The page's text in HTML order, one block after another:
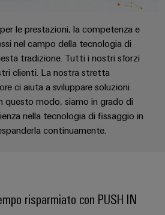
Configuratore
Weidmüller
Ingegneria
digitale di
livello
le prestazioni, la competenza e
nel campo della tecnologia di
tradizione. Tutti i nostri sforzi
clienti. La nostra stretta
ci aiuta a sviluppare soluzioni
questo modo, siamo in grado di
nella tecnologia di fissaggio in
continuamente.
risparmiato con PUSH IN